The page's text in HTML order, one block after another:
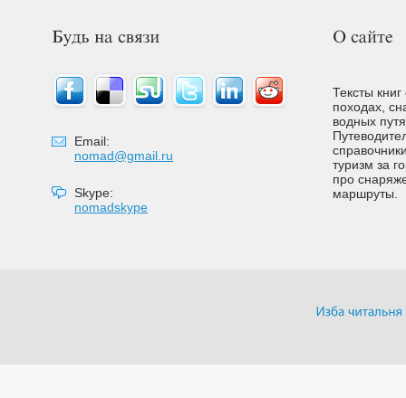
Email:
nomad@gmail.ru
Skype:
nomadskype
Тексты
походах,
водных
туризм за
про
маршруты.